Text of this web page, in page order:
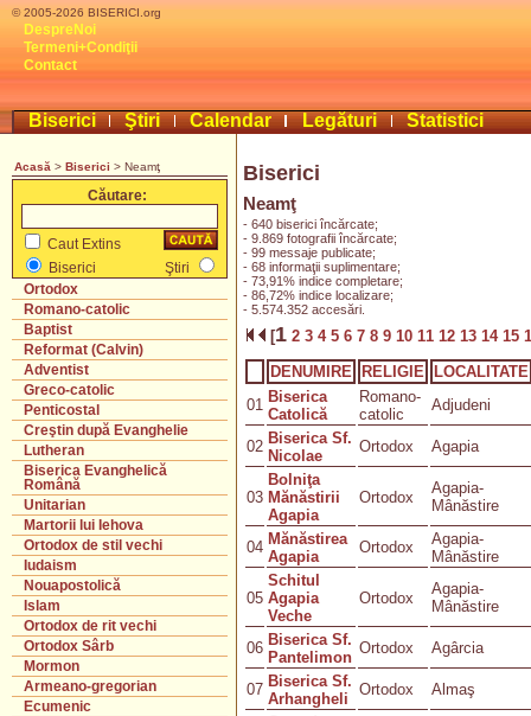
© 2005-2026 BISERICI.org
DespreNoi
Termeni+Condiţii
Contact
Biserici Ştiri Calendar Legături Statistici
Acasă > Biserici > Neamţ
Căutare:
Caut Extins
Biserici
Ştiri
Ortodox
Romano-catolic
Baptist
Reformat (Calvin)
Adventist
Greco-catolic
Penticostal
Creştin după Evanghelie
Lutheran
Biserica Evanghelică
Română
Unitarian
Martorii lui Iehova
Ortodox de stil vechi
Iudaism
Nouapostolică
Islam
Ortodox de rit vechi
Ortodox Sârb
Mormon
Armeano-gregorian
Ecumenic
Biserici
Neamţ
- 640 biserici încărcate;
- 9.869 fotografii încărcate;
- 99 messaje publicate;
- 68 informaţii suplimentare;
- 73,91% indice completare;
- 86,72% indice localizare;
- 5.574.352 accesări.
[1 2 3 4 5 6 7 8 9 10 11 12 13 14 15
DENUMIRE
RELIGIE
LOCALITATE
01 Biserica
Catolică
Romano-
catolic
Adjudeni
02 Biserica Sf.
Nicolae
Ortodox Agapia
03
Bolniţa
Mănăstirii
Agapia
Ortodox
Agapia-
Mânăstire
04 Mănăstirea
Agapia
Ortodox
Agapia-
Mânăstire
05
Schitul
Agapia
Veche
Ortodox
Agapia-
Mânăstire
06 Biserica Sf.
Pantelimon
Ortodox Agârcia
07 Biserica Sf.
Arhangheli
Ortodox Almaş